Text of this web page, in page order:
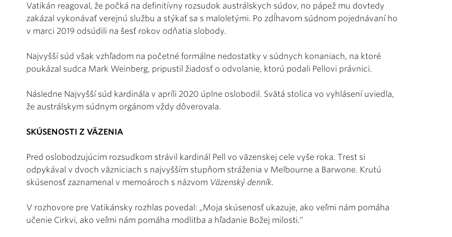
Vatikán reagoval, že počká na definitívny rozsudok austrálskych súdov, no pápež mu dovtedy
zakázal vykonávať verejnú službu a stýkať sa s maloletými. Po zdĺhavom súdnom pojednávaní ho
v marci 2019 odsúdili na šesť rokov odňatia slobody.
Najvyšší súd však vzhľadom na početné formálne nedostatky v súdnych konaniach, na ktoré
poukázal sudca Mark Weinberg, pripustil žiadosť o odvolanie, ktorú podali Pellovi právnici.
Následne Najvyšší súd kardinála v apríli 2020 úplne oslobodil. Svätá stolica vo vyhlásení uviedla,
že austrálskym súdnym orgánom vždy dôverovala.
SKÚSENOSTI Z VÄZENIA
Pred oslobodzujúcim rozsudkom strávil kardinál Pell vo väzenskej cele vyše roka. Trest si
odpykával v dvoch väzniciach s najvyšším stupňom stráženia v Melbourne a Barwone. Krutú
skúsenosť zaznamenal v memoároch s názvom Väzenský denník.
V rozhovore pre Vatikánsky rozhlas povedal: „Moja skúsenosť ukazuje, ako veľmi nám pomáha
učenie Cirkvi, ako veľmi nám pomáha modlitba a hľadanie Božej milosti.“